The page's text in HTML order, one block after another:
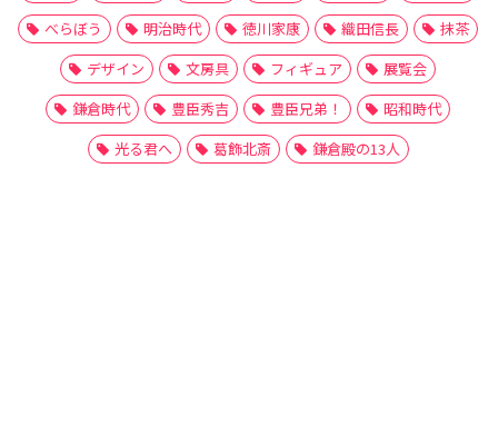
べらぼう
明治時代 徳川家康 織田信長
抹茶
デザイン
文房具 フィギュア
展覧会
鎌倉時代
豊臣秀吉 豊臣兄弟！
昭和時代
光る君へ
葛飾北斎 鎌倉殿の13人